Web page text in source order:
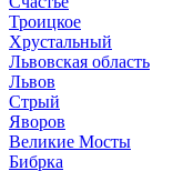
Троицкое
Хрустальный
Львовская область
Львов
Стрый
Яворов
Великие Мосты
Бибрка